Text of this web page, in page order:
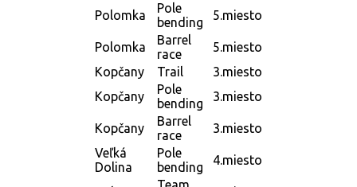
Polomka
Pole
bending
5.miesto
Polomka
Barrel
race
5.miesto
Kopčany
Trail
3.miesto
Kopčany
Pole
bending
3.miesto
Kopčany
Barrel
race
3.miesto
Veľká
Dolina
Pole
bending
4.miesto